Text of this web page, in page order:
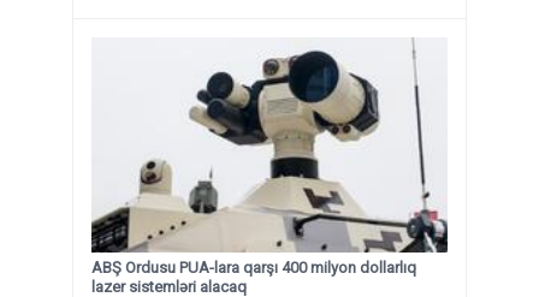
ABŞ Ordusu PUA-lara qarşı 400 milyon dollarlıq
lazer sistemləri alacaq